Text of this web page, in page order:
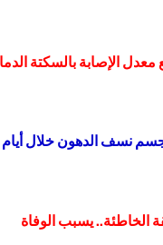
الإصابة بالسكتة
نسف الدهون خلال أيام
الخاطئة.. يسبب الوفاة